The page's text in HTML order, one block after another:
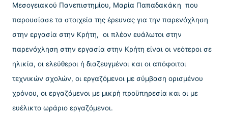
Μεσογειακού Πανεπιστημίου, Μαρία Παπαδακάκη που
παρουσίασε τα στοιχεία της έρευνας για την παρενόχληση
στην εργασία στην Κρήτη, οι πλέον ευάλωτοι στην
παρενόχληση στην εργασία στην Κρήτη είναι οι νεότεροι σε
ηλικία, οι ελεύθεροι ή διαζευγμένοι και οι απόφοιτοι
τεχνικών σχολών, οι εργαζόμενοι με σύμβαση ορισμένου
χρόνου, οι εργαζόμενοι με μικρή προϋπηρεσία και οι με
ευέλικτο ωράριο εργαζόμενοι.